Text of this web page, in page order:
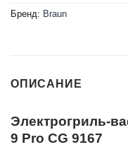
Бренд: Braun
ОПИСАНИЕ
Электрогриль-
9 Pro CG 9167